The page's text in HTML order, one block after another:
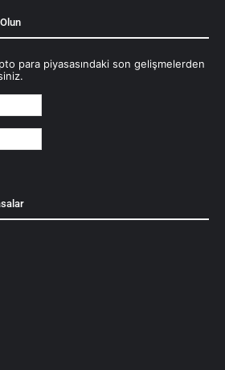
para piyasasındaki son gelişmelerden